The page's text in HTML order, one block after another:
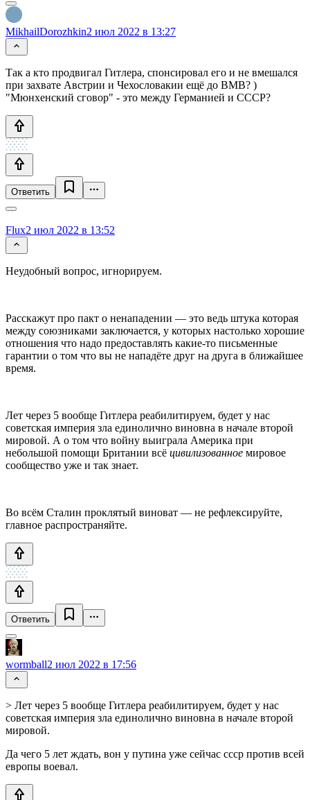
MikhailDorozhkin2 июл 2022 в 13:27
Так а кто продвигал Гитлера, спонсировал его и не вмешался
при захвате Австрии и Чехословакии ещё до ВМВ? )
"Мюнхенский сговор" - это между Германией и СССР?
Ответить
Flux2 июл 2022 в 13:52
Неудобный вопрос, игнорируем.
Расскажут про пакт о ненападении — это ведь штука которая
между союзниками заключается, у которых настолько хорошие
отношения что надо предоставлять какие-то письменные
гарантии о том что вы не нападёте друг на друга в ближайшее
время.
Лет через 5 вообще Гитлера реабилитируем, будет у нас
советская империя зла единолично виновна в начале второй
мировой. А о том что войну выиграла Америка при
небольшой помощи Британии всё цивилизованное мировое
сообщество уже и так знает.
Во всём Сталин проклятый виноват — не рефлексируйте,
главное распространяйте.
Ответить
wormball2 июл 2022 в 17:56
> Лет через 5 вообще Гитлера реабилитируем, будет у нас
советская империя зла единолично виновна в начале второй
мировой.
Да чего 5 лет ждать, вон у путина уже сейчас ссср против всей
европы воевал.